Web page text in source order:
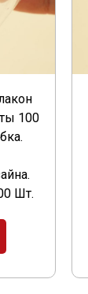
100
Шт.